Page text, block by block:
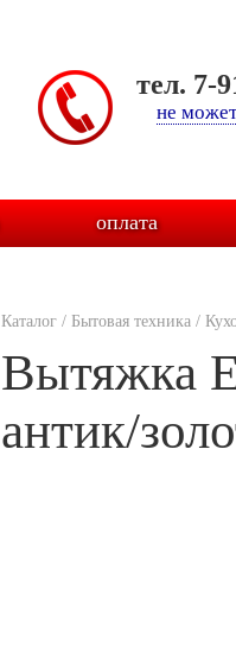
тел. 7-
не
оплата
Каталог / Бытовая техника /
Вытяжка
антик/